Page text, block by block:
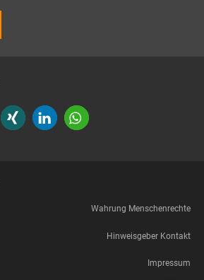
Wahrung Menschenrechte
Hinweisgeber Kontakt
Impressum